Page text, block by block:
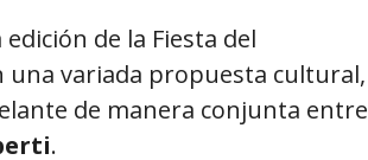
de la Fiesta del
una variada propuesta cultural,
de manera conjunta entre
.